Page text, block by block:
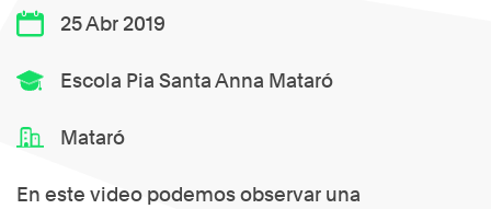
25 Abr 2019
Escola Pia Santa Anna Mataró
Mataró
En este video podemos observar una